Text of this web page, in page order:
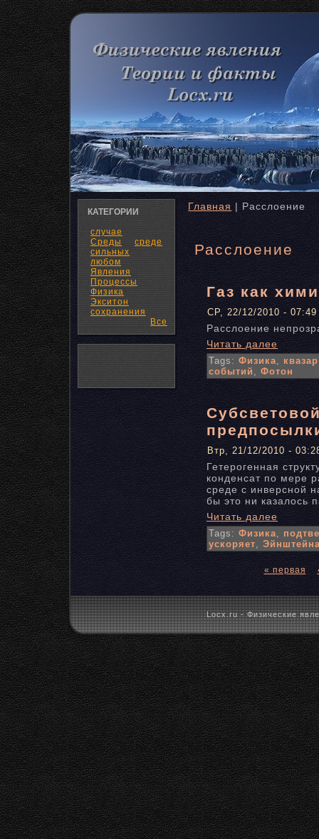
КАТЕГОРИИ
случае
Среды
среде
сильных
любом
Явления
Процессы
Физика
Экситон
сохранения
Все
Главная | Расслоение
Расслоение
Газ как
СР, 22/12/2010 - 07:49
Расслоение
Читать далее
Tags: Физика, квазар
событий , Фотон
Втр, 21/12/2010 -
Гетерогенная
конденсат по мере
среде с инверсной
бы это ни казалось
Читать далее
Tags: Физика,
ускоряет,
« первая
Locx.ru - Физические